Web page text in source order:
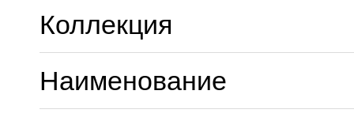
Коллекция
Наименование